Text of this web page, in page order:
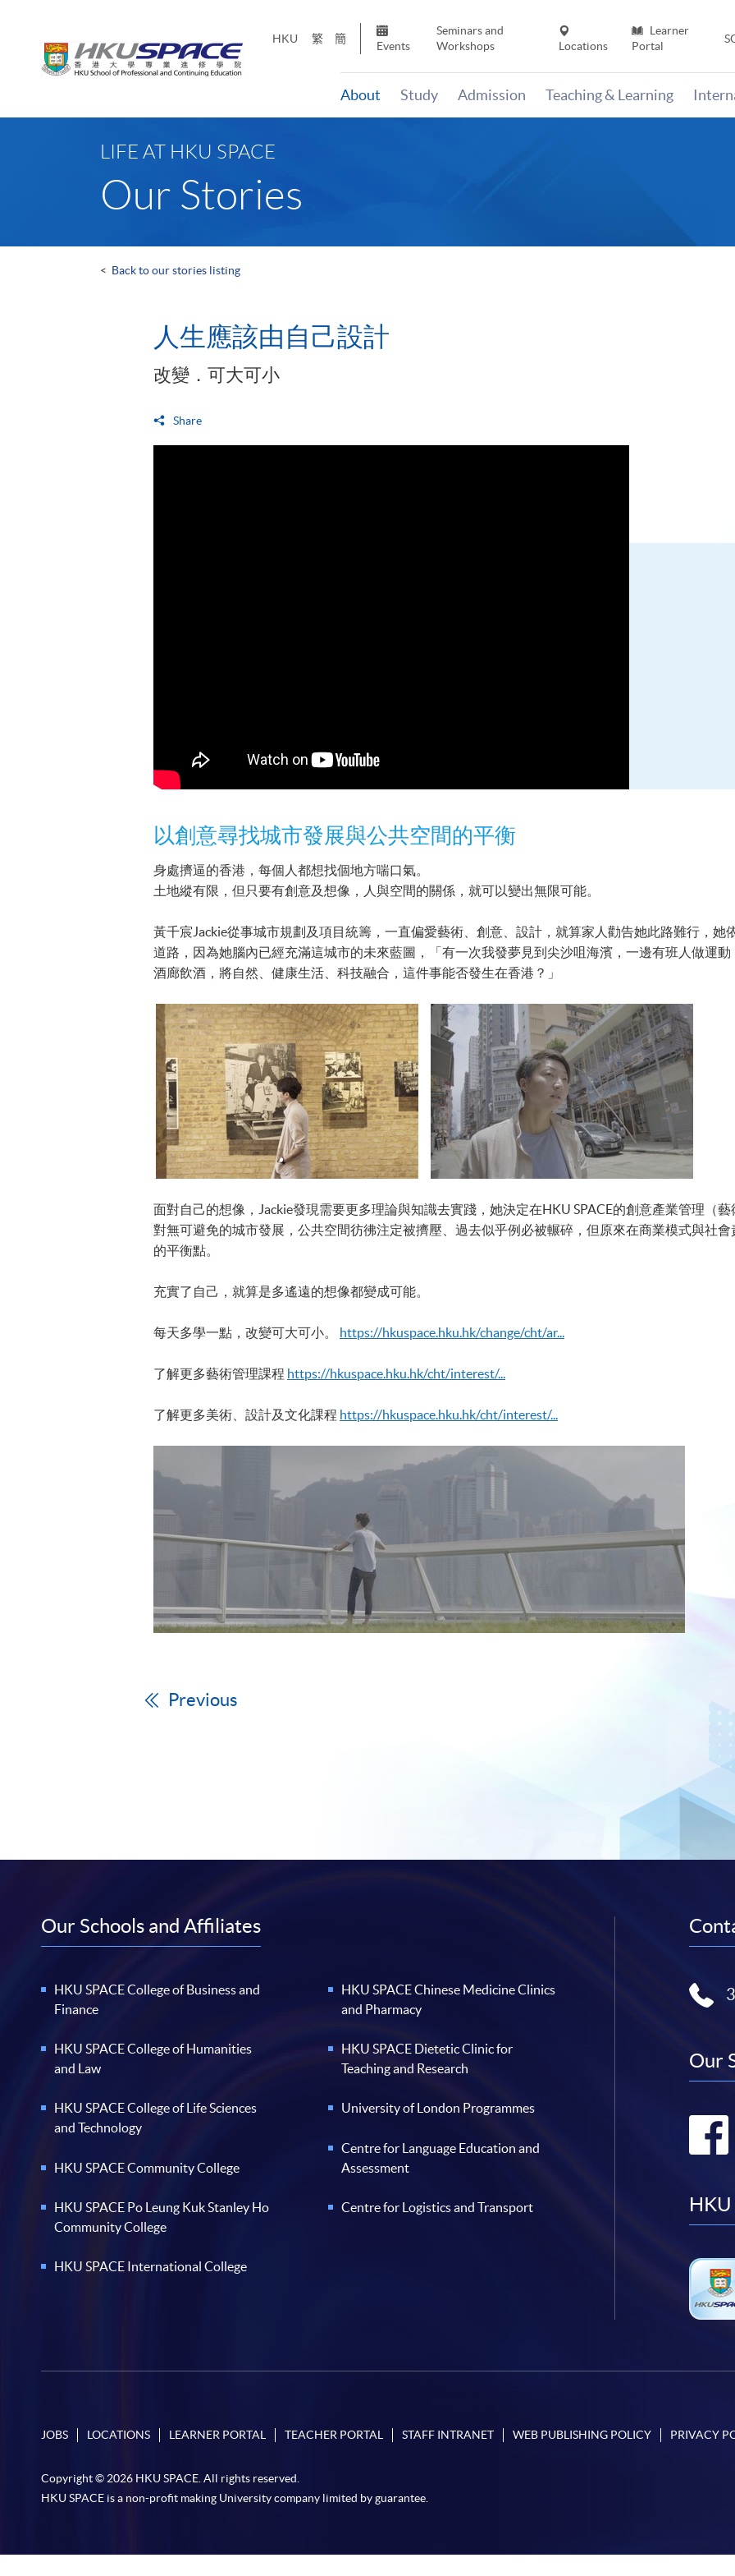
HKU 繁 簡
Events
Seminars and
Workshops
Locations
Learner
Portal
About Study Admission Teaching & Learning
LIFE AT HKU SPACE
Our Stories
< Back to our stories listing
人生應該由自己設計
改變．可大可小
Share
以創意尋找城市發展與公共空間的平衡
身處擠逼的香港，每個人都想找個地方喘口氣。
土地縱有限，但只要有創意及想像，人與空間的關係，就可以變出無限可能。
黃千宸Jackie從事城市規劃及項目統籌，一直偏愛藝術、創意、設計，就算家人勸告她此路難行，她
道路，因為她腦內已經充滿這城市的未來藍圖，「有一次我發夢見到尖沙咀海濱，一邊有班人做運
酒廊飲酒，將自然、健康生活、科技融合，這件事能否發生在香港？」
面對自己的想像，Jackie發現需要更多理論與知識去實踐，她決定在HKU SPACE的創意產業管理（
對無可避免的城市發展，公共空間彷彿注定被擠壓、過去似乎例必被輾碎，但原來在商業模式與社
的平衡點。
充實了自己，就算是多遙遠的想像都變成可能。
每天多學一點，改變可大可小。 https://hkuspace.hku.hk/change/cht/ar...
了解更多藝術管理課程 https://hkuspace.hku.hk/cht/interest/...
了解更多美術、設計及文化課程 https://hkuspace.hku.hk/cht/interest/...
Previous
Our Schools and Affiliates
HKU SPACE College of Business and
Finance
HKU SPACE College of Humanities
and Law
HKU SPACE College of Life Sciences
and Technology
HKU SPACE Community College
HKU SPACE Po Leung Kuk Stanley Ho
Community College
HKU SPACE International College
HKU SPACE Chinese Medicine Clinics
and Pharmacy
HKU SPACE Dietetic Clinic for
Teaching and Research
University of London Programmes
Centre for Language Education and
Assessment
Centre for Logistics and Transport
Our
HKU
JOBS LOCATIONS LEARNER PORTAL TEACHER PORTAL STAFF INTRANET WEB PUBLISHING POLICY PRIVACY
Copyright © 2026 HKU SPACE. All rights reserved.
HKU SPACE is a non-profit making University company limited by guarantee.